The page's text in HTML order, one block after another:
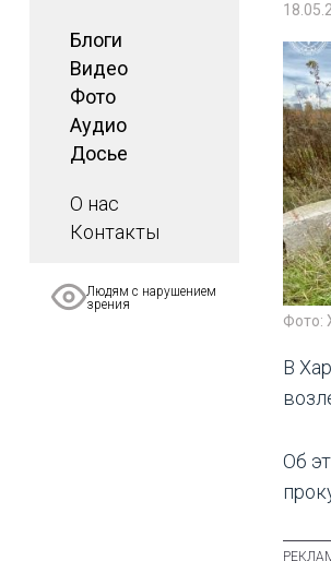
Блоги
Видео
Фото
Аудио
Досье
О нас
Контакты
Людям с нарушением
зрения
Фото:
В
Об